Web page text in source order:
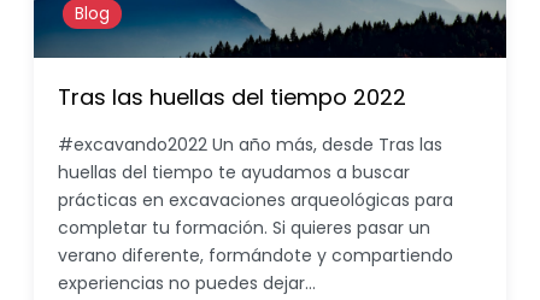
Blog
Tras las huellas del tiempo 2022
#excavando2022 Un año más, desde Tras las
huellas del tiempo te ayudamos a buscar
prácticas en excavaciones arqueológicas para
completar tu formación. Si quieres pasar un
verano diferente, formándote y compartiendo
experiencias no puedes dejar…